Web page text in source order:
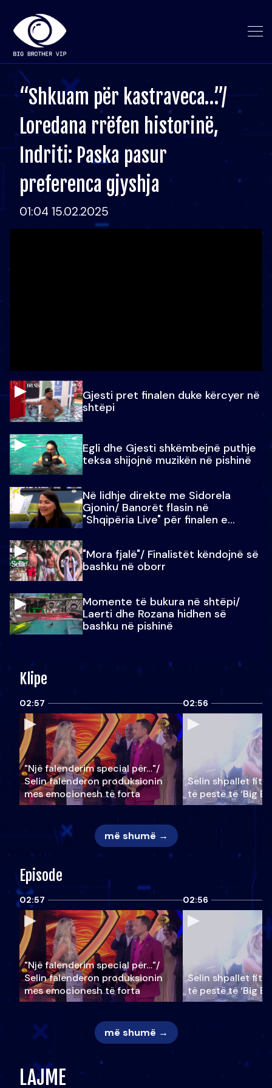
“Shkuam për kastraveca…”/
Loredana rrëfen historinë,
Indriti: Paska pasur
preferenca gjyshja
01:04 15.02.2025
Gjesti pret finalen duke kërcyer në
shtëpi
Egli dhe Gjesti shkëmbejnë puthje
teksa shijojnë muzikën në pishinë
Në lidhje direkte me Sidorela
Gjonin/ Banorët flasin në
"Shqipëria Live" për finalen e
"Mora fjalë"/ Finalistët këndojnë së
bashku në oborr
Momente të bukura në shtëpi/
Laerti dhe Rozana hidhen së
bashku në pishinë
Klipe
02:57
"Një falenderim special për…"/
Selin falënderon produksionin
mes emocionesh të forta
02:56
Selin shpallet
të pestë të ‘Big
më shumë →
Episode
02:57
"Një falenderim special për…"/
Selin falënderon produksionin
mes emocionesh të forta
02:56
Selin shpallet
të pestë të ‘Big
më shumë →
LAJME